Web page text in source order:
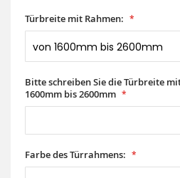
Türbreite mit Rahmen:
Bitte schreiben Sie die Türbreite
1600mm bis 2600mm
Farbe des Türrahmens: